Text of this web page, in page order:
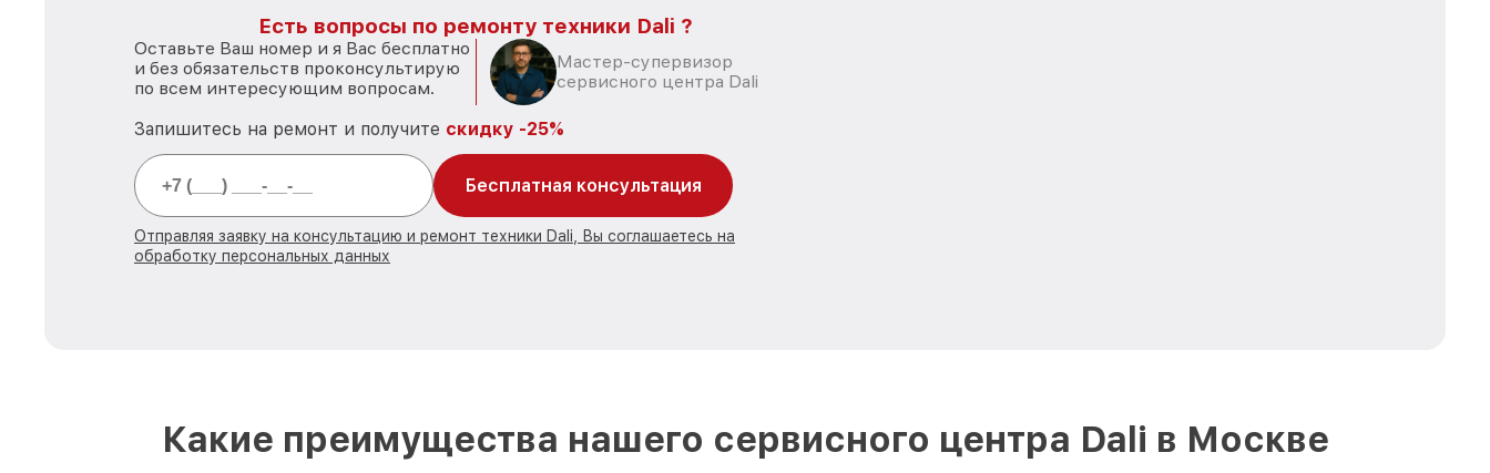
Есть вопросы по ремонту техники Dali ?
Оставьте Ваш номер и я Вас бесплатно
и без обязательств проконсультирую
по всем интересующим вопросам.
Мастер-супервизор
сервисного центра Dali
Запишитесь на ремонт и получите скидку -25%
Бесплатная консультация
Отправляя заявку на консультацию и ремонт техники Dali, Вы соглашаетесь на
обработку персональных данных
Какие преимущества нашего сервисного центра Dali в Москве